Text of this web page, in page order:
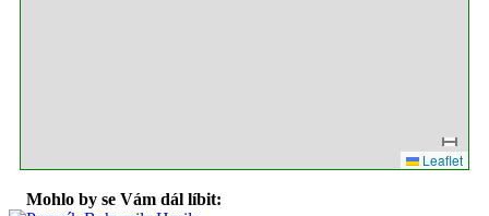
Leaflet
Mohlo by se Vám dál líbit: